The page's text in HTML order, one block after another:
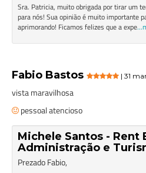
Sra. Patricia, muito obrigada por tirar um
para nós! Sua opinião é muito importante
aprimorando! Ficamos felizes que a expe
Fabio Bastos | 31
vista maravilhosa
pessoal atencioso
Michele Santos - Rent
Administração e
Prezado Fabio,